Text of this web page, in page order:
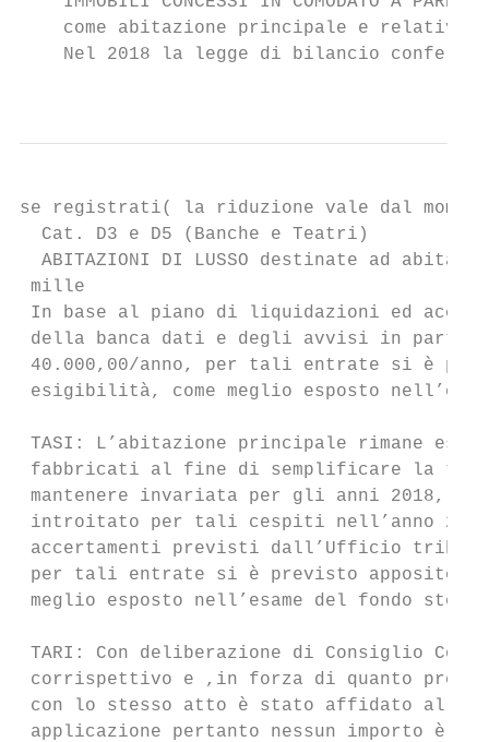
come abitazione principale e relative
Nel 2018 la legge di bilancio
se registrati( la riduzione vale dal
Cat. D3 e D5 (Banche e Teatri)
ABITAZIONI DI LUSSO destinate ad
mille
In base al piano di liquidazioni ed
della banca dati e degli avvisi in parte
40.000,00/anno, per tali entrate si è
esigibilità, come meglio esposto
TASI: L’abitazione principale rimane
fabbricati al fine di semplificare la
mantenere invariata per gli anni 2018,
introitato per tali cespiti nell’anno
accertamenti previsti dall’Ufficio tributi
per tali entrate si è previsto apposito
meglio esposto nell’esame del fondo
TARI: Con deliberazione di Consiglio
corrispettivo e ,in forza di quanto
con lo stesso atto è stato affidato al
applicazione pertanto nessun importo